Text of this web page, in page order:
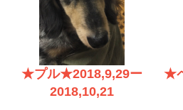
★プル★2018,9,29ー
2018,10,21
★